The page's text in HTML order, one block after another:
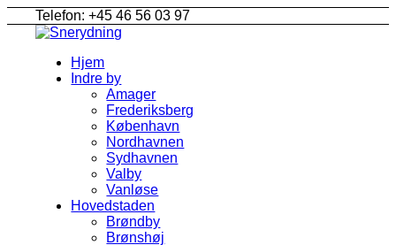
Telefon: +45 46 56 03 97
Hjem
Indre by
Amager
Frederiksberg
København
Nordhavnen
Sydhavnen
Valby
Vanløse
Hovedstaden
Brøndby
Brønshøj